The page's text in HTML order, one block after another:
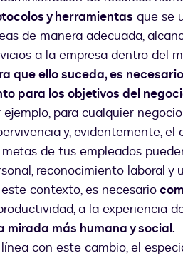
y herramientas que se
de manera adecuada,
a la empresa dentro del
que ello suceda, es
para los objetivos del
ejemplo, para cualquier
y, evidentemente, el
de tus empleados
reconocimiento laboral
contexto, es necesario
a la experiencia
mirada más humana y social.
con este cambio, el